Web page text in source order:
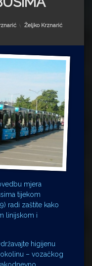
Kategorije:
Željko Krznarić
mjera
tijekom
radi zaštite kako
linijskom i
higijenu
– vozačkog